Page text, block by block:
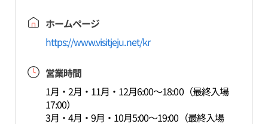
ホームページ
https://www.visitjeju.net/kr
営業時間
1月・2月・11月・12月6:00～18:00（最終入場
17:00）
3月・4月・9月・10月5:00～19:00（最終入場